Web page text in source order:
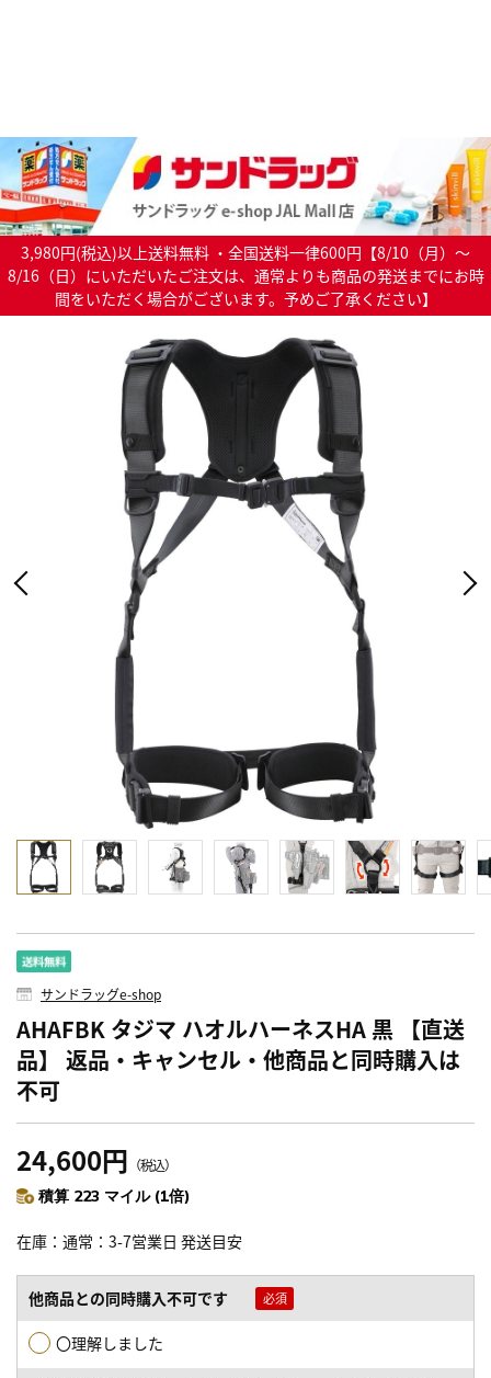
3,980円(税込)以上送料無料 ・全国送料一律600円【8/10（月）～
8/16（日）にいただいたご注文は、通常よりも商品の発送までにお時
間をいただく場合がございます。予めご了承ください】
サンドラッグe-shop
AHAFBK タジマ ハオルハーネスHA 黒 【直送
品】 返品・キャンセル・他商品と同時購入は
不可
24,600円 （税込）
積算 223 マイル (1倍)
在庫 通常：3-7営業日 発送目安
他商品との同時購入不可です
〇理解しました